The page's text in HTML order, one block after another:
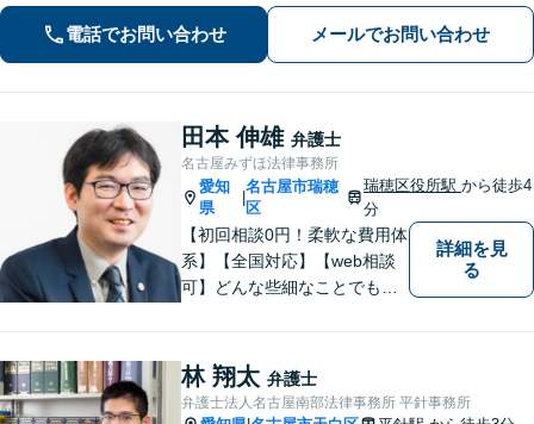
籍」トラブル等に対し状況に応じて適
切に問題解決を図ります。
電話でお問い合わせ メールでお問い合わせ
田本 伸雄 弁護士
名古屋みずほ法律事務所
愛知
県
名古屋市瑞穂
区
瑞穂区役所駅から徒歩4
分
【初回相談0円！柔軟な費用体
系】【全国対応】【web相談
可】どんな些細なことでもお
ターネット／削除請求や開示
請求、利用規約などのトラブ
ルはお任せ！相続／感情面の
納得感を重視します。
詳細を見
る
林 翔太 弁護士
弁護士法人名古屋南部法律事務所 平針事務所